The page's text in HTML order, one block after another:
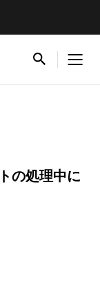
の処理中に